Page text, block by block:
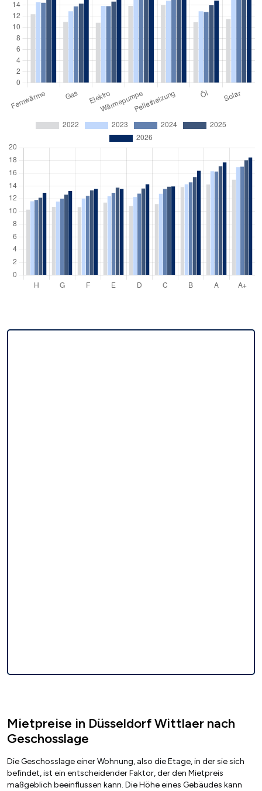
Mietpreise in Düsseldorf Wittlaer nach
Geschosslage
Die Geschosslage einer Wohnung, also die Etage, in der sie sich
befindet, ist ein entscheidender Faktor, der den Mietpreis
maßgeblich beeinflussen kann. Die Höhe eines Gebäudes kann